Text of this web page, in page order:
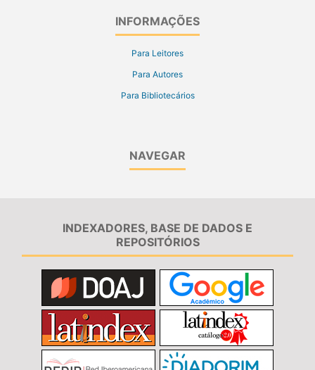
INFORMAÇÕES
Para Leitores
Para Autores
Para Bibliotecários
NAVEGAR
INDEXADORES, BASE DE DADOS E
REPOSITÓRIOS